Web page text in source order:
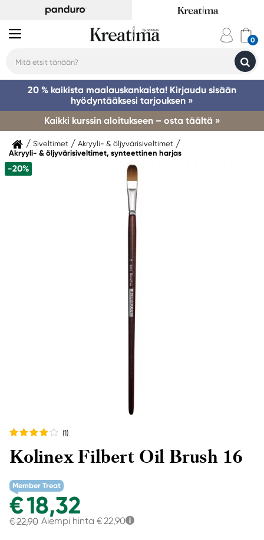
20 % kaikista maalauskankaista! Kirjaudu sisään
hyödyntääksesi tarjouksen »
Kaikki kurssin aloitukseen – osta täältä »
Siveltimet
Akryyli- & öljyvärisiveltimet
Akryyli- & öljyvärisiveltimet, synteettinen harjas
-20%
(1)
Kolinex Filbert Oil Brush 16
Member Treat
€ 18,32
€ 22,90 Aiempi hinta € 22,90